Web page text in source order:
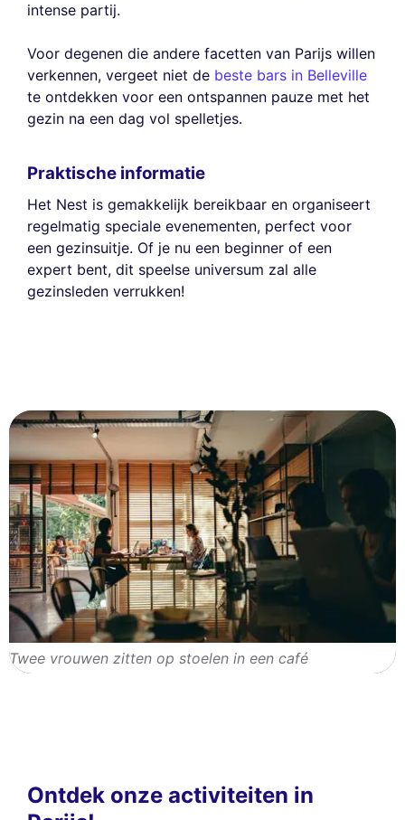
intense partij.
Voor degenen die andere facetten van Parijs willen
verkennen, vergeet niet de beste bars in Belleville
te ontdekken voor een ontspannen pauze met het
gezin na een dag vol spelletjes.
Praktische informatie
Het Nest is gemakkelijk bereikbaar en organiseert
regelmatig speciale evenementen, perfect voor
een gezinsuitje. Of je nu een beginner of een
expert bent, dit speelse universum zal alle
gezinsleden verrukken!
Twee vrouwen zitten op stoelen in een café
Ontdek onze activiteiten in